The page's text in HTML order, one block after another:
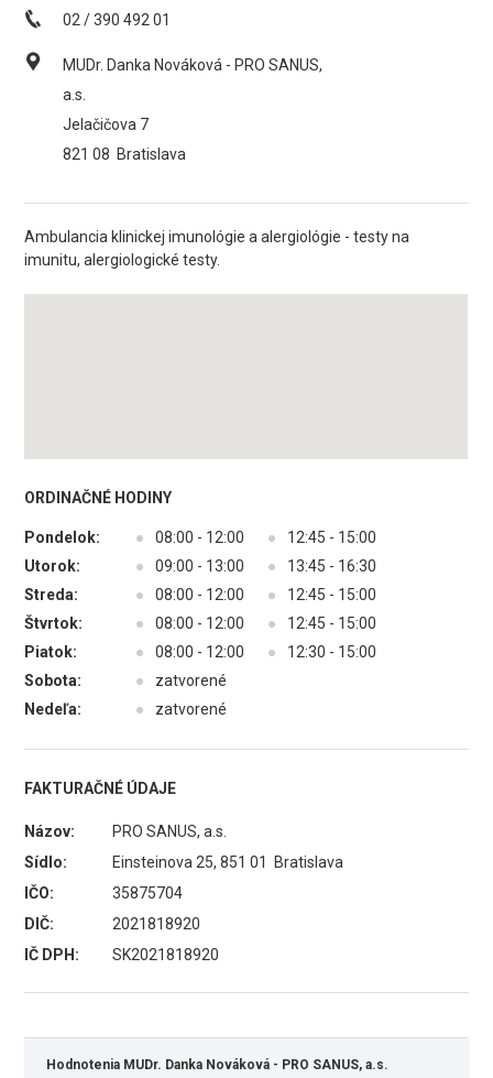
02 / 390 492 01
MUDr. Danka Nováková - PRO SANUS,
a.s.
Jelačičova 7
821 08 Bratislava
Ambulancia klinickej imunológie a alergiológie - testy na
imunitu, alergiologické testy.
ORDINAČNÉ HODINY
Pondelok: ● 08:00 - 12:00 ●
12:45 - 15:00
Utorok:
● 09:00 - 13:00 ●
13:45 - 16:30
Streda:
● 08:00 - 12:00 ●
12:45 - 15:00
Štvrtok:
● 08:00 - 12:00 ●
12:45 - 15:00
Piatok:
● 08:00 - 12:00 ●
12:30 - 15:00
Sobota:
●
zatvorené
Nedeľa:
● zatvorené
FAKTURAČNÉ ÚDAJE
Názov:
PRO SANUS, a.s.
Sídlo:
Einsteinova 25, 851 01 Bratislava
IČO:
35875704
DIČ:
2021818920
IČ DPH:
SK2021818920
Hodnotenia MUDr. Danka Nováková - PRO SANUS, a.s.